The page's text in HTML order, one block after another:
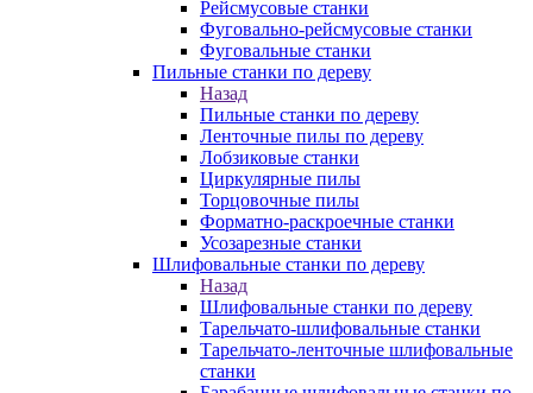
Рейсмусовые станки
Фуговально-рейсмусовые станки
Фуговальные станки
Пильные станки по дереву
Назад
Пильные станки по дереву
Ленточные пилы по дереву
Лобзиковые станки
Циркулярные пилы
Торцовочные пилы
Форматно-раскроечные станки
Усозарезные станки
Шлифовальные станки по дереву
Назад
Шлифовальные станки по дереву
Тарельчато-шлифовальные станки
Тарельчато-ленточные шлифовальные
станки